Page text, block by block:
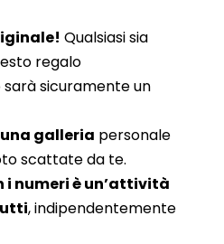
Qualsiasi sia
regalo
sicuramente un
galleria personale
scattate da te.
i numeri è un’attività
, indipendentemente